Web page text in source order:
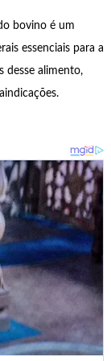
bovino é um
essenciais para a
desse alimento,